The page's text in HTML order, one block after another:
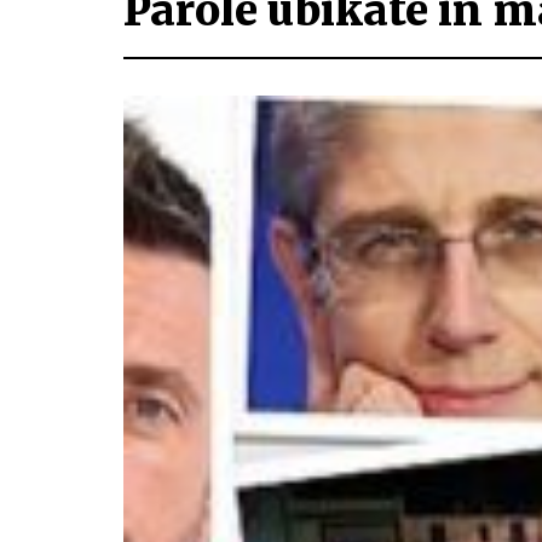
Parole ubikate in